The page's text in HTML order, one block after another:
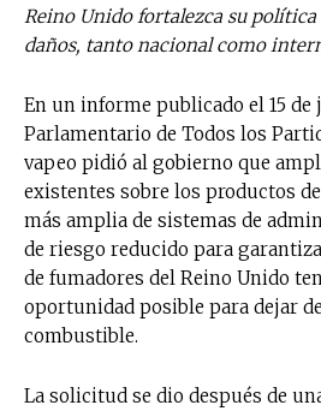
Reino Unido fortalezca su
daños, tanto nacional como
En un informe publicado el 15 de
Parlamentario de Todos los
vapeo pidió al gobierno que
existentes sobre los productos
más amplia de sistemas de
de riesgo reducido para
de fumadores del Reino Unido
oportunidad posible para dejar
combustible.
La solicitud se dio después de